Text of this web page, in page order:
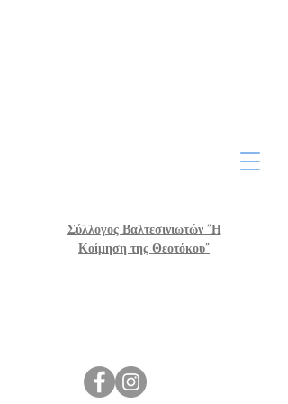
Σύλλογος Βαλτεσινιωτών "Η
Κοίμηση της Θεοτόκου"
Οικονομικά Στοιχεία